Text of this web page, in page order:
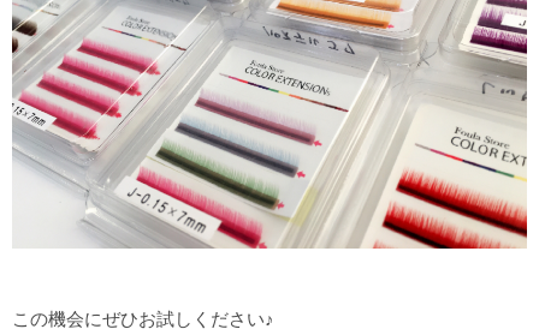
この機会にぜひお試しください♪